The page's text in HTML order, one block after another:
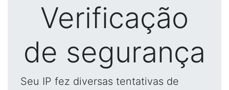
Verificação
de segurança
Seu IP fez diversas tentativas de